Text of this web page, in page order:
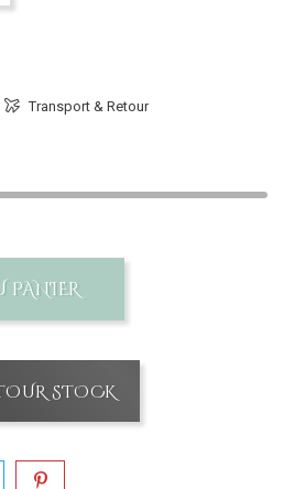
Transport & Retour
PANIER
STOCK